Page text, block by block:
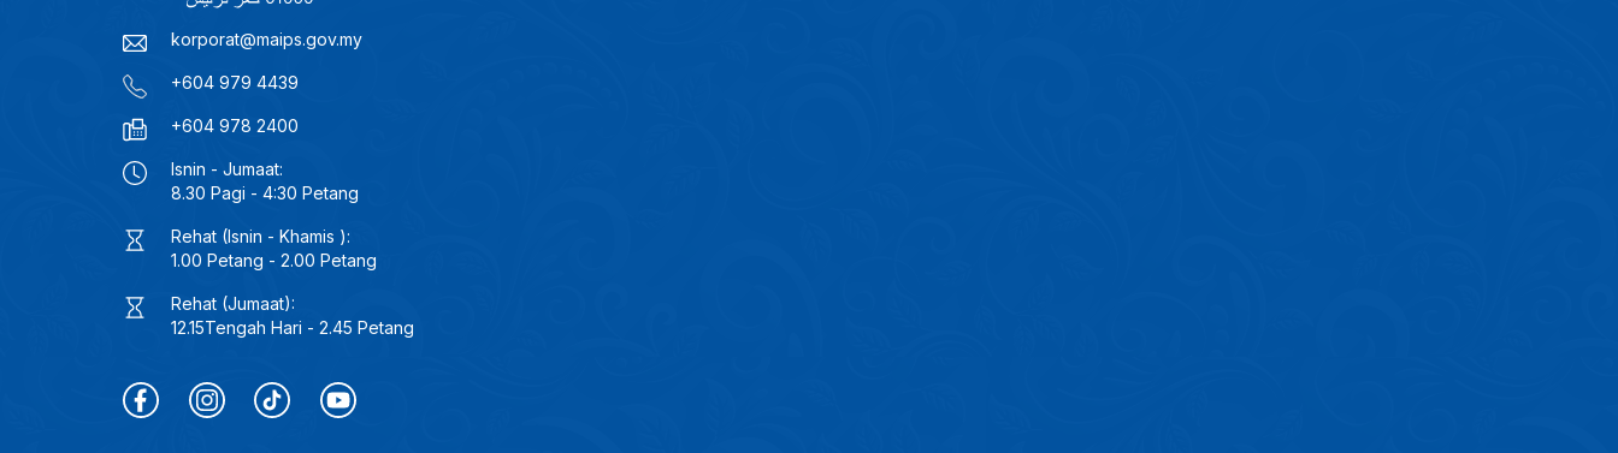
korporat@maips.gov.my
+604 979 4439
+604 978 2400
Isnin - Jumaat:
8.30 Pagi - 4:30 Petang
Rehat (Isnin - Khamis ):
1.00 Petang - 2.00 Petang
Rehat (Jumaat):
12.15Tengah Hari - 2.45 Petang